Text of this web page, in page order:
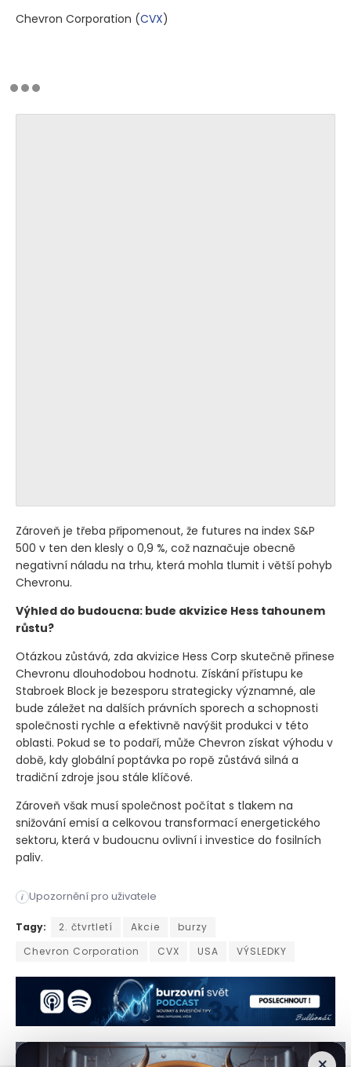
Chevron Corporation (CVX)
Zároveň je třeba připomenout, že futures na index S&P
500 v ten den klesly o 0,9 %, což naznačuje obecně
negativní náladu na trhu, která mohla tlumit i větší pohyb
Chevronu.
Výhled do budoucna: bude akvizice Hess tahounem
růstu?
Otázkou zůstává, zda akvizice Hess Corp skutečně přinese
Chevronu dlouhodobou hodnotu. Získání přístupu ke
Stabroek Block je bezesporu strategicky významné, ale
bude záležet na dalších právních sporech a schopnosti
společnosti rychle a efektivně navýšit produkci v této
oblasti. Pokud se to podaří, může Chevron získat výhodu v
době, kdy globální poptávka po ropě zůstává silná a
tradiční zdroje jsou stále klíčové.
Zároveň však musí společnost počítat s tlakem na
snižování emisí a celkovou transformací energetického
sektoru, která v budoucnu ovlivní i investice do fosilních
paliv.
i Upozornění pro uživatele
Akcie společnosti Chevron v pátek ráno mírně posílily poté,
Tagy: 2. čtvrtletí Akcie
burzy
Chevron Corporation
CVX USA VÝSLEDKY